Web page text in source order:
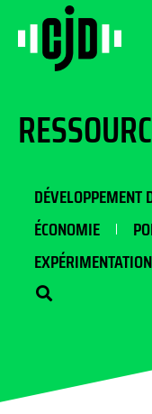
DÉVELOPPEMENT
ÉCONOMIE